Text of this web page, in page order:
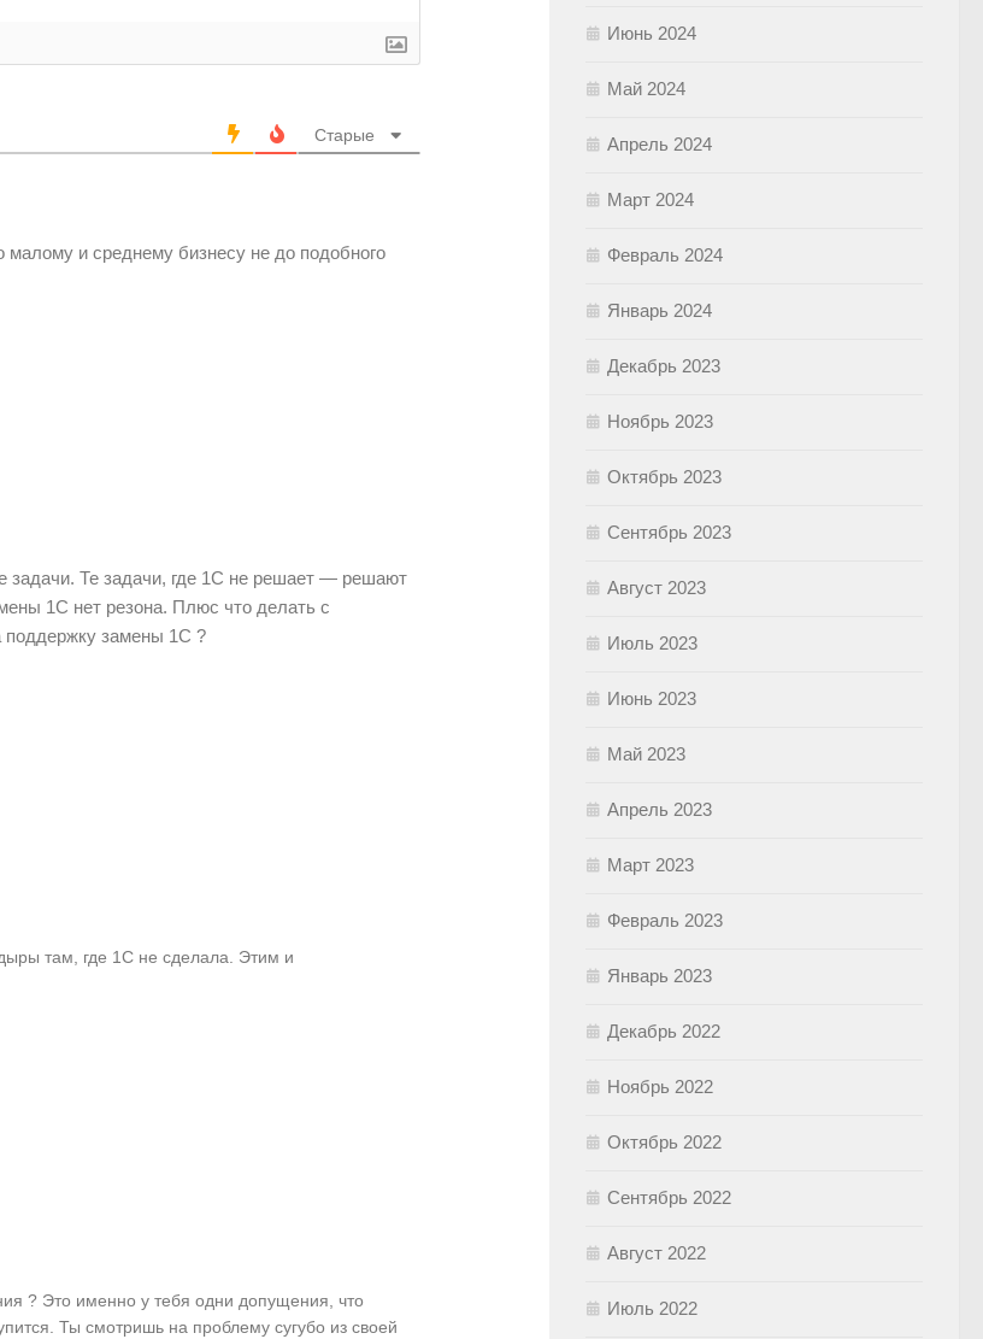
Старые
и среднему бизнесу не до подобного
Те задачи, где 1С не решает — решают
1С нет резона. Плюс что делать с
поддержку замены 1С ?
там, где 1С не сделала. Этим и
? Это именно у тебя одни допущения, что
Ты смотришь на проблему сугубо из своей
Июнь 2024
Май 2024
Апрель 2024
Март 2024
Февраль 2024
Январь 2024
Декабрь 2023
Ноябрь 2023
Октябрь 2023
Сентябрь 2023
Август 2023
Июль 2023
Июнь 2023
Май 2023
Апрель 2023
Март 2023
Февраль 2023
Январь 2023
Декабрь 2022
Ноябрь 2022
Октябрь 2022
Сентябрь 2022
Август 2022
Июль 2022